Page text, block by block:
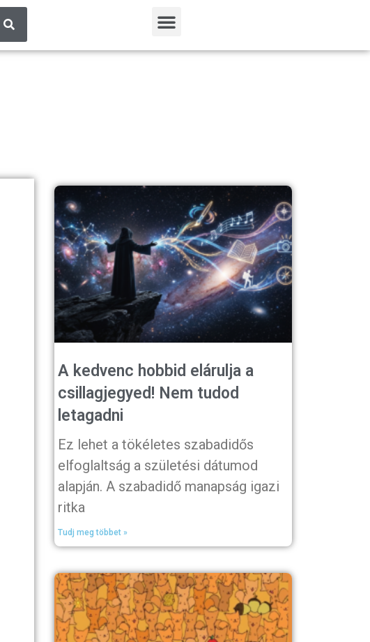
A kedvenc hobbid elárulja a
csillagjegyed! Nem tudod
letagadni
Ez lehet a tökéletes szabadidős
elfoglaltság a születési dátumod
alapján. A szabadidő manapság igazi
ritka
Tudj meg többet »